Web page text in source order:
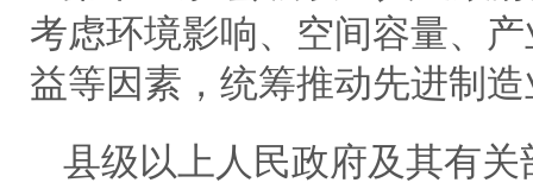
考虑环境影响、空间容量、
益等因素，统筹推动先进制
县级以上人民政府及其有